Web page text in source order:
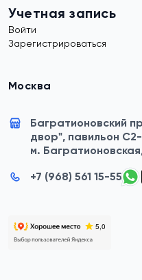
Учетная запись
Войти
Зарегистрироваться
Москва
Багратионовский
двор", павильон C2-
м.
+7 (968) 561 15-55